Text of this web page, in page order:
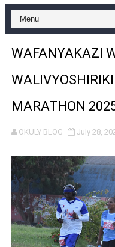
AJIRA ZAIDI YA 420
KILA KILO
HABARI
FCC YAIMARISHA
Prof. Kabudi ahimiza
MTWALE AITAKA
WAFANYAKAZI
MARATHON
OKULY BLOG July 28,